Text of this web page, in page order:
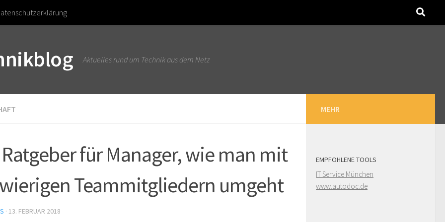
Aktuelles rund um Technik aus dem Netz
für Manager, wie man mit
Teammitgliedern umgeht
· 13. FEBRUAR 2018
MEHR
EMPFOHLENE TOOLS
IT Service München
www.autodoc.de